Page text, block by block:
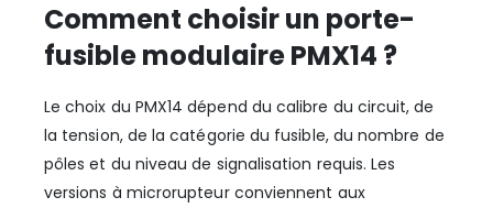
Comment choisir un porte-
fusible modulaire PMX14 ?
Le choix du PMX14 dépend du calibre du circuit, de
la tension, de la catégorie du fusible, du nombre de
pôles et du niveau de signalisation requis. Les
versions à microrupteur conviennent aux